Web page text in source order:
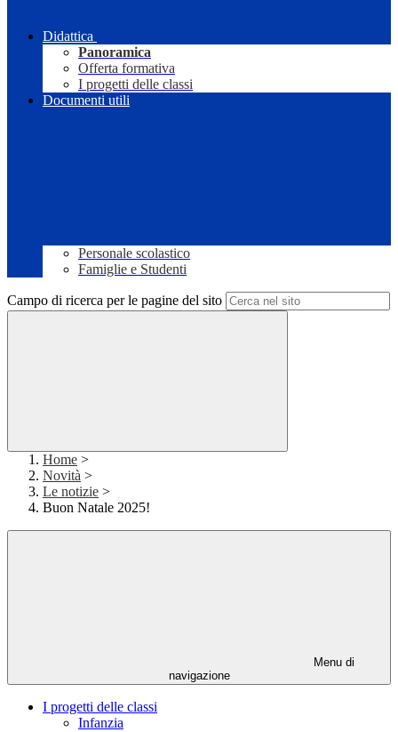
Didattica
Panoramica
Offerta formativa
I progetti delle classi
Documenti utili
Personale scolastico
Famiglie e Studenti
Campo di ricerca per le pagine del sito
Home >
Novità >
Le notizie >
Buon Natale 2025!
Menu di
navigazione
I progetti delle classi
Infanzia